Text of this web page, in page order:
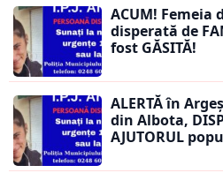
ACUM! Femeia
disperată de
fost GĂSITĂ!
ALERTĂ în
din Albota,
AJUTORUL